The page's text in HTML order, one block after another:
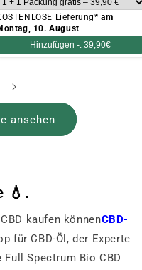
Lieferung*am
10. August
Hinzufügen -.39,90€
ansehen
💧.
kaufen könnenCBD-
für CBD-Öl, der Experte
Spectrum Bio CBD